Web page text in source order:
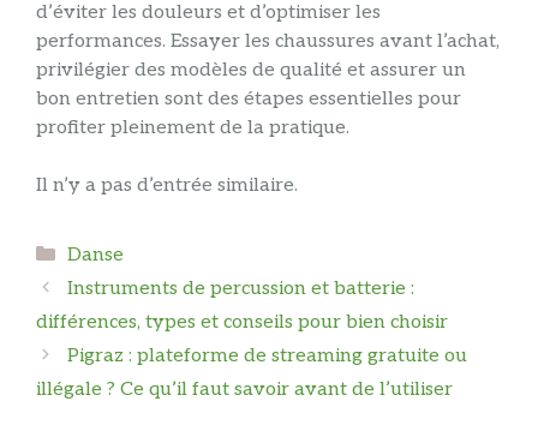
d’éviter les douleurs et d’optimiser les
performances. Essayer les chaussures avant l’achat,
privilégier des modèles de qualité et assurer un
bon entretien sont des étapes essentielles pour
profiter pleinement de la pratique.
Il n’y a pas d’entrée similaire.
Catégories
Danse
Instruments de percussion et batterie :
différences, types et conseils pour bien choisir
Pigraz : plateforme de streaming gratuite ou
illégale ? Ce qu’il faut savoir avant de l’utiliser